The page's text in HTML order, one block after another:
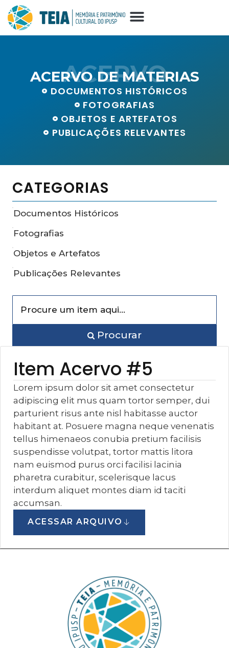
ACERVO
ACERVO DE MATERIAS
DOCUMENTOS HISTÓRICOS
FOTOGRAFIAS
OBJETOS E ARTEFATOS
PUBLICAÇÕES RELEVANTES
CATEGORIAS
Documentos Históricos
Fotografias
Objetos e Artefatos
Publicações Relevantes
Procurar
Item Acervo #5
Lorem ipsum dolor sit amet consectetur
adipiscing elit mus quam tortor semper, dui
parturient risus ante nisl habitasse auctor
habitant at. Posuere magna neque venenatis
tellus himenaeos conubia pretium facilisis
suspendisse volutpat, tortor mattis litora
nam euismod purus orci facilisi lacinia
pharetra curabitur, scelerisque lacus
interdum aliquet montes diam id taciti
accumsan.
ACESSAR ARQUIVO